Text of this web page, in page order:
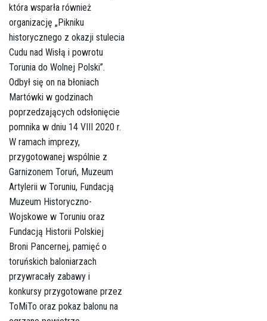
która wsparła również
organizację „Pikniku
historycznego z okazji stulecia
Cudu nad Wisłą i powrotu
Torunia do Wolnej Polski”.
Odbył się on na błoniach
Martówki w godzinach
poprzedzających odsłonięcie
pomnika w dniu 14 VIII 2020 r.
W ramach imprezy,
przygotowanej wspólnie z
Garnizonem Toruń, Muzeum
Artylerii w Toruniu, Fundacją
Muzeum Historyczno-
Wojskowe w Toruniu oraz
Fundacją Historii Polskiej
Broni Pancernej, pamięć o
toruńskich baloniarzach
przywracały zabawy i
konkursy przygotowane przez
ToMiTo oraz pokaz balonu na